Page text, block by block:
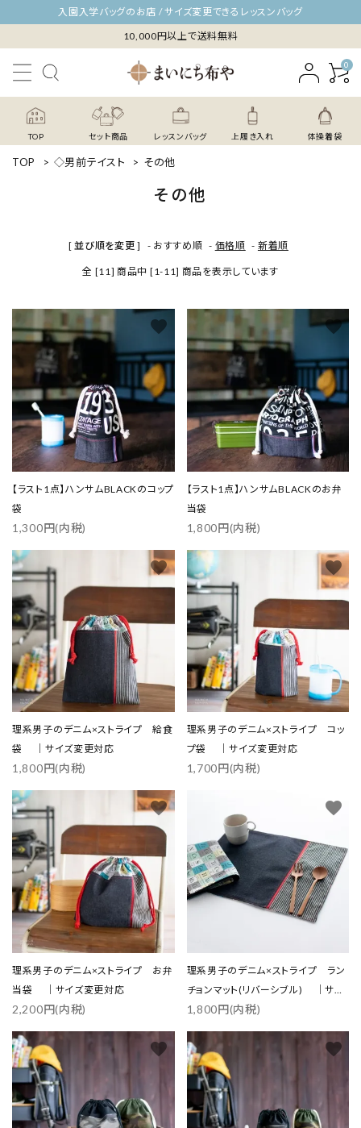
入園入学バッグのお店 / サイズ変更できるレッスンバッグ
10,000円以上で送料無料
0
TOP セット商品 レッスンバッグ 上履き入れ 体操着袋
TOP > ◇男前テイスト > その他
その他
[ 並び順を変更 ] - おすすめ順 - 価格順 - 新着順
全 [11] 商品中 [1-11] 商品を表示しています
【ラスト1点】ハンサムBLACKのコップ
袋
1,300円(内税)
favorite
【ラスト1点】ハンサムBLACKのお弁
当袋
1,800円(内税)
favorite
理系男子のデニム×ストライプ 給食
袋 ｜サイズ変更対応
1,800円(内税)
favorite
理系男子のデニム×ストライプ コッ
プ袋 ｜サイズ変更対応
1,700円(内税)
favorite
理系男子のデニム×ストライプ お弁
当袋 ｜サイズ変更対応
2,200円(内税)
favorite
理系男子のデニム×ストライプ ラン
チョンマット(リバーシブル) ｜サイ
ズ変更対応
1,800円(内税)
favorite
favorite favorite
キーワード
カテゴリー